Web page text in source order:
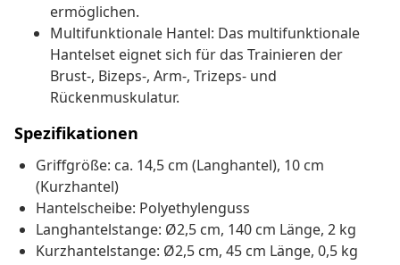
ermöglichen.
Multifunktionale Hantel: Das multifunktionale
Hantelset eignet sich für das Trainieren der
Brust-, Bizeps-, Arm-, Trizeps- und
Rückenmuskulatur.
Spezifikationen
Griffgröße: ca. 14,5 cm (Langhantel), 10 cm
(Kurzhantel)
Hantelscheibe: Polyethylenguss
Langhantelstange: Ø2,5 cm, 140 cm Länge, 2 kg
Kurzhantelstange: Ø2,5 cm, 45 cm Länge, 0,5 kg